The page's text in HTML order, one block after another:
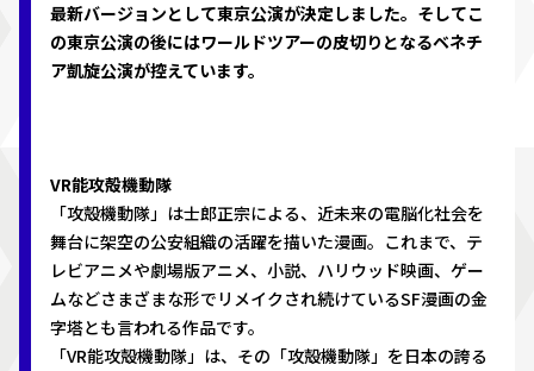
最新バージョンとして東京公演が決定しました。そしてこ
の東京公演の後にはワールドツアーの皮切りとなるベネチ
ア凱旋公演が控えています。
VR能攻殻機動隊
「攻殻機動隊」は士郎正宗による、近未来の電脳化社会を
舞台に架空の公安組織の活躍を描いた漫画。これまで、テ
レビアニメや劇場版アニメ、小説、ハリウッド映画、ゲー
ムなどさまざまな形でリメイクされ続けているSF漫画の金
字塔とも言われる作品です。
「VR能攻殻機動隊」は、その「攻殻機動隊」を日本の誇る